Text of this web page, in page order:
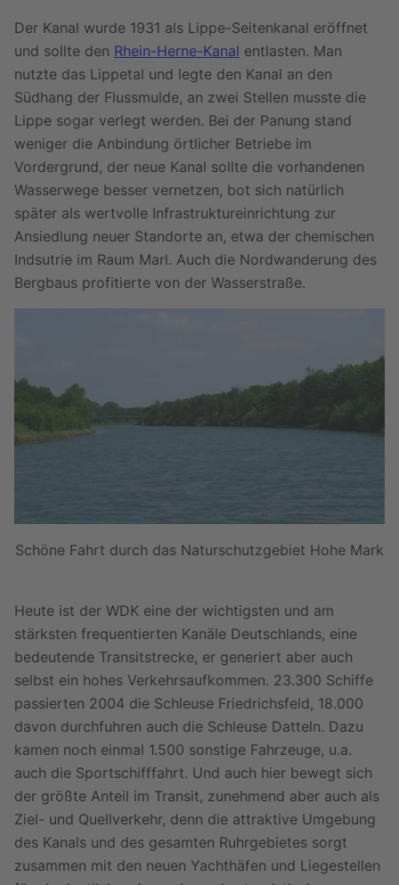
Der Kanal wurde 1931 als Lippe-Seitenkanal eröffnet
und sollte den Rhein-Herne-Kanal entlasten. Man
nutzte das Lippetal und legte den Kanal an den
Südhang der Flussmulde, an zwei Stellen musste die
Lippe sogar verlegt werden. Bei der Panung stand
weniger die Anbindung örtlicher Betriebe im
Vordergrund, der neue Kanal sollte die vorhandenen
Wasserwege besser vernetzen, bot sich natürlich
später als wertvolle Infrastruktureinrichtung zur
Ansiedlung neuer Standorte an, etwa der chemischen
Indsutrie im Raum Marl. Auch die Nordwanderung des
Bergbaus profitierte von der Wasserstraße.
Schöne Fahrt durch das Naturschutzgebiet Hohe Mark
Heute ist der WDK eine der wichtigsten und am
stärksten frequentierten Kanäle Deutschlands, eine
bedeutende Transitstrecke, er generiert aber auch
selbst ein hohes Verkehrsaufkommen. 23.300 Schiffe
passierten 2004 die Schleuse Friedrichsfeld, 18.000
davon durchfuhren auch die Schleuse Datteln. Dazu
kamen noch einmal 1.500 sonstige Fahrzeuge, u.a.
auch die Sportschifffahrt. Und auch hier bewegt sich
der größte Anteil im Transit, zunehmend aber auch als
Ziel- und Quellverkehr, denn die attraktive Umgebung
des Kanals und des gesamten Ruhrgebietes sorgt
zusammen mit den neuen Yachthäfen und Liegestellen